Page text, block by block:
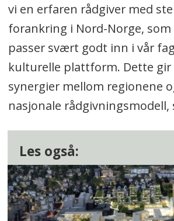
vi en erfaren rådgiver med
forankring i Nord-Norge,
passer svært godt inn i vår
kulturelle plattform. Dette gir
synergier mellom regionene
nasjonale rådgivningsmodell,
Les også: